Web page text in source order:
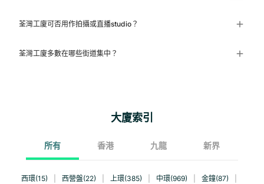
荃灣工廈可否用作拍攝或直播studio？
荃灣工廈多數在哪些街道集中？
大廈索引
所有 香港 九龍 新界
西環(15) 西營盤(22) 上環(385) 中環(969) 金鐘(87)